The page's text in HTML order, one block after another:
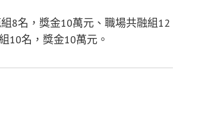
8名，獎金10萬元、職場共融組12
10名，獎金10萬元。